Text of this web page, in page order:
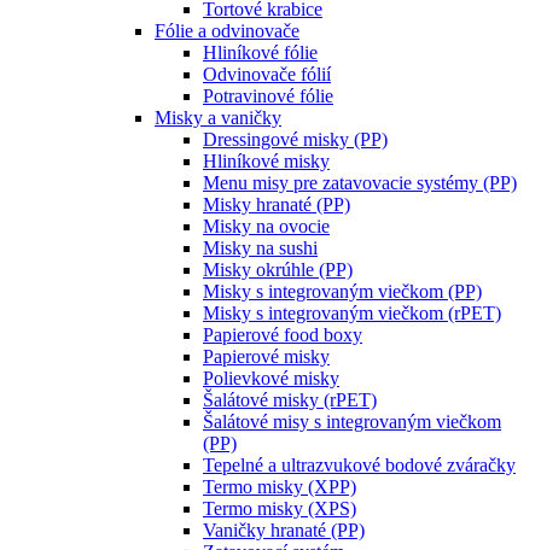
Tortové krabice
Fólie a odvinovače
Hliníkové fólie
Odvinovače fólií
Potravinové fólie
Misky a vaničky
Dressingové misky (PP)
Hliníkové misky
Menu misy pre zatavovacie systémy (PP)
Misky hranaté (PP)
Misky na ovocie
Misky na sushi
Misky okrúhle (PP)
Misky s integrovaným viečkom (PP)
Misky s integrovaným viečkom (rPET)
Papierové food boxy
Papierové misky
Polievkové misky
Šalátové misky (rPET)
Šalátové misy s integrovaným viečkom
(PP)
Tepelné a ultrazvukové bodové zváračky
Termo misky (XPP)
Termo misky (XPS)
Vaničky hranaté (PP)